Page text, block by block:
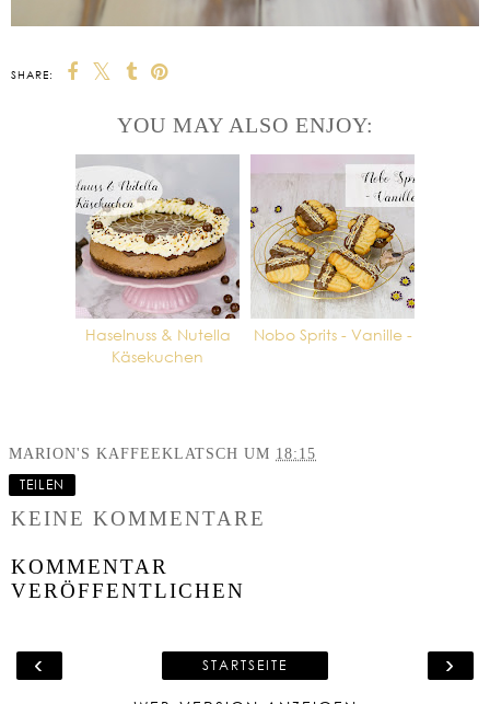
SHARE:
YOU MAY ALSO ENJOY:
Haselnuss & Nutella
Käsekuchen
Nobo Sprits - Vanille -
MARION'S KAFFEEKLATSCH UM 18:15
TEILEN
KEINE KOMMENTARE
KOMMENTAR
VERÖFFENTLICHEN
‹ ›
STARTSEITE